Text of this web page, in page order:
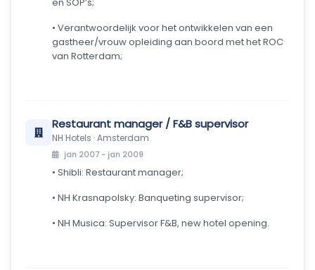
• Verantwoordelijk voor het ontwikkelen van een
gastheer/vrouw opleiding aan boord met het ROC
van Rotterdam;
Restaurant manager / F&B supervisor
NH Hotels · Amsterdam
jan 2007 - jan 2009
• Shibli: Restaurant manager;
• NH Krasnapolsky: Banqueting supervisor;
• NH Musica: Supervisor F&B, new hotel opening.